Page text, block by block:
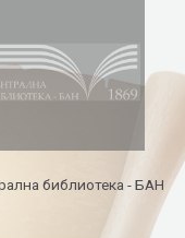
библиотека - БАН